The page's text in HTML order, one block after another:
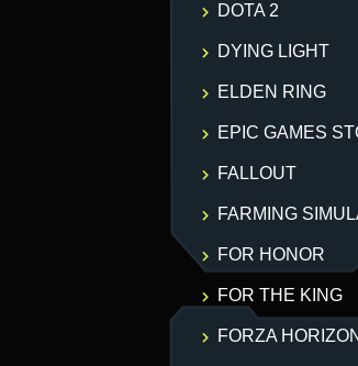
DOTA 2
DYING LIGHT
ELDEN RING
EPIC GAMES
FALLOUT
FARMING
FOR HONOR
FOR THE KING
FORZA HORIZON